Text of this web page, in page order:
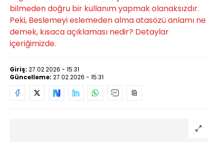
bilmeden doğru bir kullanım yapmak olanaksızdır.
Peki, Beslemeyi eslemeden alma atasözü anlamı ne
demek, kısaca açıklaması nedir? Detaylar
içeriğimizde.
Giriş: 27.02.2026 - 15:31
Güncelleme: 27.02.2026 - 15:31